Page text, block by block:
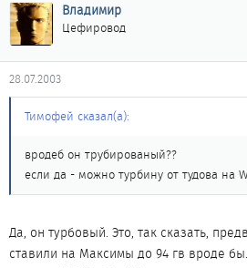
Владимир
Цефировод
28.07.2003
Тимофей сказал(а):
вродеб он трубированый??
если да - можно турбину от тудова на
Да, он турбовый. Это, так сказать,
ставили на Максимы до 94 гв вроде